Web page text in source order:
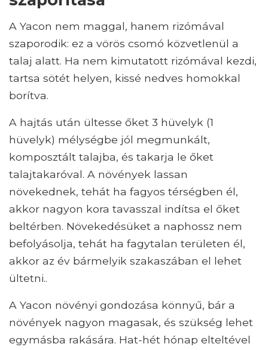
A Yacon nem maggal, hanem rizómával
szaporodik: ez a vörös csomó közvetlenül a
talaj alatt. Ha nem kimutatott rizómával kezdi,
tartsa sötét helyen, kissé nedves homokkal
borítva.
A hajtás után ültesse őket 3 hüvelyk (1
hüvelyk) mélységbe jól megmunkált,
komposztált talajba, és takarja le őket
talajtakaróval. A növények lassan
növekednek, tehát ha fagyos térségben él,
akkor nagyon kora tavasszal indítsa el őket
beltérben. Növekedésüket a naphossz nem
befolyásolja, tehát ha fagytalan területen él,
akkor az év bármelyik szakaszában el lehet
ültetni..
A Yacon növényi gondozása könnyű, bár a
növények nagyon magasak, és szükség lehet
egymásba rakására. Hat-hét hónap elteltével